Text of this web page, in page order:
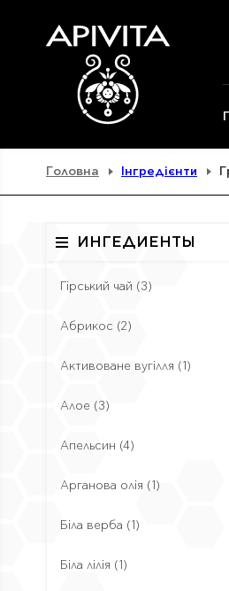
Головна Інгредієнти
ИНГЕДИЕНТЫ
Гірський чай (3)
Абрикос (2)
Активоване вугілля (1)
Алое (3)
Апельсин (4)
Арганова олія (1)
Біла верба (1)
Біла лілія (1)